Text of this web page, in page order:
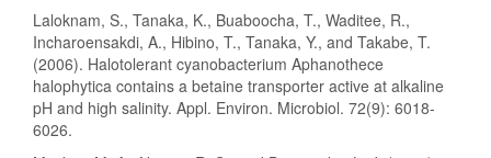
Laloknam, S., Tanaka, K., Buaboocha, T., Waditee, R.,
Incharoensakdi, A., Hibino, T., Tanaka, Y., and Takabe, T.
(2006). Halotolerant cyanobacterium Aphanothece
halophytica contains a betaine transporter active at alkaline
pH and high salinity. Appl. Environ. Microbiol. 72(9): 6018-
6026.